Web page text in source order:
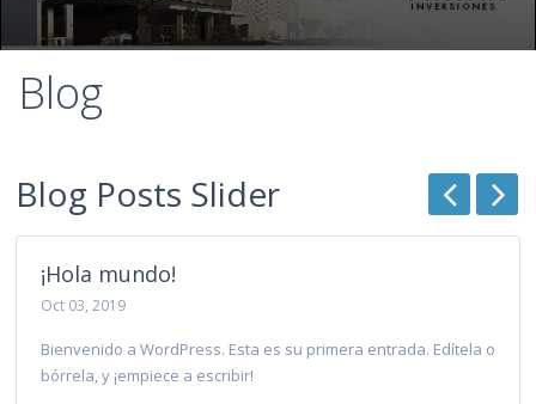
Blog
Blog Posts Slider
¡Hola mundo!
Oct 03, 2019
Bienvenido a WordPress. Esta es su primera entrada. Edítela o
bórrela, y ¡empiece a escribir!